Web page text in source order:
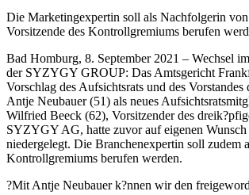
Die Marketingexpertin soll als Nachfolgerin
Vorsitzende des Kontrollgremiums berufen
Bad Homburg, 8. September 2021 – Wechsel
der SYZYGY GROUP: Das Amtsgericht
Vorschlag des Aufsichtsrats und des
Antje Neubauer (51) als neues
Wilfried Beeck (62), Vorsitzender des
SYZYGY AG, hatte zuvor auf eigenen Wunsch
niedergelegt. Die Branchenexpertin soll zudem
Kontrollgremiums berufen werden.
?Mit Antje Neubauer k?nnen wir den